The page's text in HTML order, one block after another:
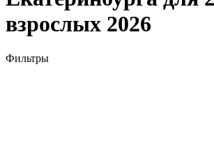
взрослых 2026
Фильтры